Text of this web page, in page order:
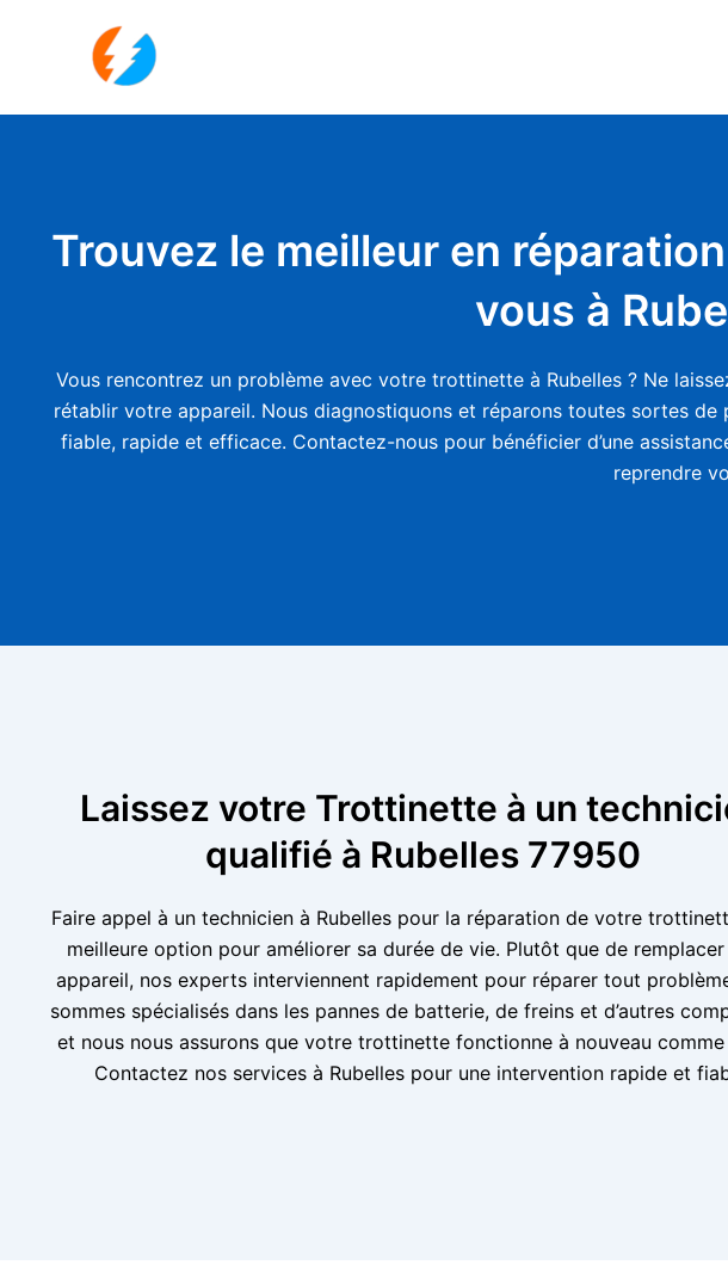
Trouvez le meilleur en
vous à
Vous rencontrez un problème avec votre trottinette à Rubelles ? Ne
rétablir votre appareil. Nous diagnostiquons et réparons toutes sortes de
fiable, rapide et efficace. Contactez-nous pour bénéficier d’une
reprendre
Laissez votre Trottinette à un
qualifié à Rubelles 77950
Faire appel à un technicien à Rubelles pour la réparation de votre
meilleure option pour améliorer sa durée de vie. Plutôt que de
appareil, nos experts interviennent rapidement pour réparer tout
sommes spécialisés dans les pannes de batterie, de freins et d’autres
et nous nous assurons que votre trottinette fonctionne à nouveau comme
Contactez nos services à Rubelles pour une intervention rapide et